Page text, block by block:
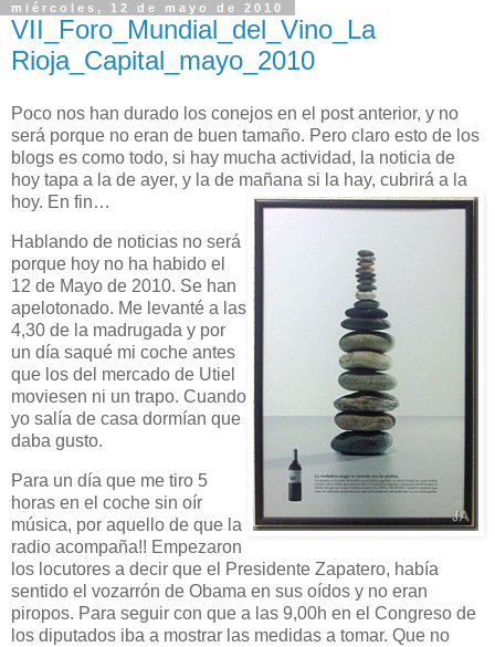
miércoles, 12 de mayo de 2010
VII_Foro_Mundial_del_Vino_La
Rioja_Capital_mayo_2010
Poco nos han durado los conejos en el post anterior, y no
será porque no eran de buen tamaño. Pero claro esto de los
blogs es como todo, si hay mucha actividad, la noticia de
hoy tapa a la de ayer, y la de mañana si la hay, cubrirá a la
hoy. En fin…
Hablando de noticias no será
porque hoy no ha habido el
12 de Mayo de 2010. Se han
apelotonado. Me levanté a las
4,30 de la madrugada y por
un día saqué mi coche antes
que los del mercado de Utiel
moviesen ni un trapo. Cuando
yo salía de casa dormían que
daba gusto.
Para un día que me tiro 5
horas en el coche sin oír
música, por aquello de que la
radio acompaña!! Empezaron
los locutores a decir que el Presidente Zapatero, había
sentido el vozarrón de Obama en sus oídos y no eran
piropos. Para seguir con que a las 9,00h en el Congreso de
los diputados iba a mostrar las medidas a tomar. Que no